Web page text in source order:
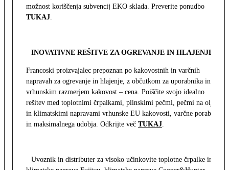
možnost koriščenja subvencij EKO sklada. Preverite ponudbo
TUKAJ.
INOVATIVNE REŠITVE ZA OGREVANJE IN HLAJENJE
Francoski proizvajalec prepoznan po kakovostnih in varčnih
napravah za ogrevanje in hlajenje, z občutkom za uporabnika in z
vrhunskim razmerjem kakovost – cena. Poiščite svojo idealno
rešitev med toplotnimi črpalkami, plinskimi pečmi, pečmi na olje
in klimatskimi napravami vrhunske EU kakovosti, varčne porabe
in maksimalnega udobja. Odkrijte več TUKAJ.
Uvoznik in distributer za visoko učinkovite toplotne črpalke in